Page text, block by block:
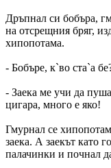
Дръпнал си бобъра,
на отсрещния бряг,
хипопотама.
- Бобъре, к`во ста`а
- Заека ме учи да
цигара, много е яко!
Гмурнал се
заека. А заекът като
палачинки и почнал